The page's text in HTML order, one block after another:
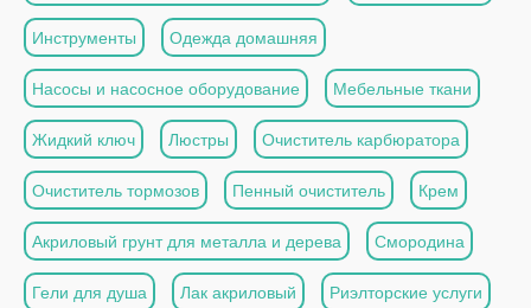
Инструменты Одежда домашняя
Насосы и насосное оборудование Мебельные ткани
Жидкий ключ Люстры Очиститель карбюратора
Очиститель тормозов Пенный очиститель Крем
Акриловый грунт для металла и дерева Смородина
Гели для душа Лак акриловый Риэлторские услуги